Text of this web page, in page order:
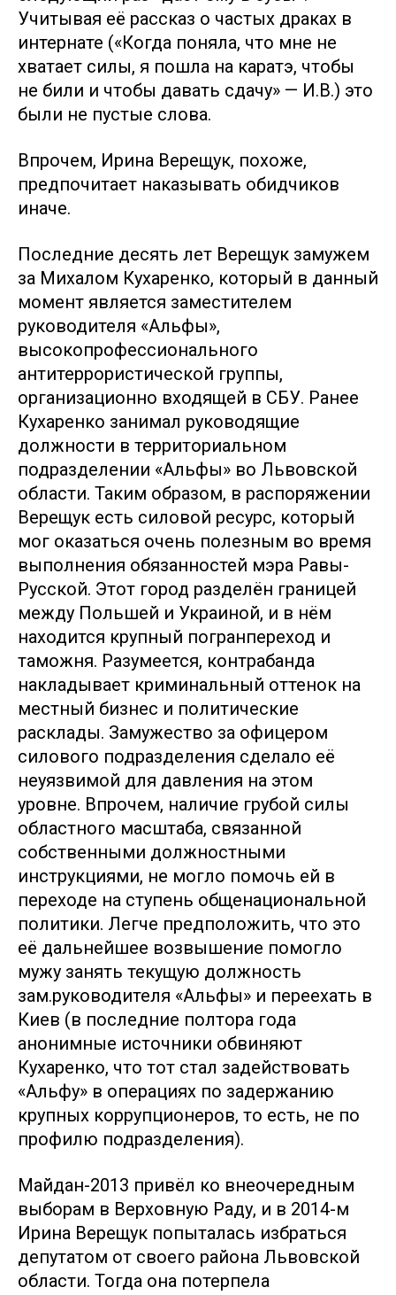
Учитывая её рассказ о частых драках в
интернате («Когда поняла, что мне не
хватает силы, я пошла на каратэ, чтобы
не били и чтобы давать сдачу» — И.В.) это
были не пустые слова.
Впрочем, Ирина Верещук, похоже,
предпочитает наказывать обидчиков
иначе.
Последние десять лет Верещук замужем
за Михалом Кухаренко, который в данный
момент является заместителем
руководителя «Альфы»,
высокопрофессионального
антитеррористической группы,
организационно входящей в СБУ. Ранее
Кухаренко занимал руководящие
должности в территориальном
подразделении «Альфы» во Львовской
области. Таким образом, в распоряжении
Верещук есть силовой ресурс, который
мог оказаться очень полезным во время
выполнения обязанностей мэра Равы-
Русской. Этот город разделён границей
между Польшей и Украиной, и в нём
находится крупный погранпереход и
таможня. Разумеется, контрабанда
накладывает криминальный оттенок на
местный бизнес и политические
расклады. Замужество за офицером
силового подразделения сделало её
неуязвимой для давления на этом
уровне. Впрочем, наличие грубой силы
областного масштаба, связанной
собственными должностными
инструкциями, не могло помочь ей в
переходе на ступень общенациональной
политики. Легче предположить, что это
её дальнейшее возвышение помогло
мужу занять текущую должность
зам.руководителя «Альфы» и переехать в
Киев (в последние полтора года
анонимные источники обвиняют
Кухаренко, что тот стал задействовать
«Альфу» в операциях по задержанию
крупных коррупционеров, то есть, не по
профилю подразделения).
Майдан-2013 привёл ко внеочередным
выборам в Верховную Раду, и в 2014-м
Ирина Верещук попыталась избраться
депутатом от своего района Львовской
области. Тогда она потерпела